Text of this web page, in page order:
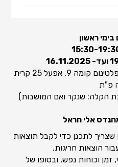
באיגוד המהנדסים, בית אמות פלטינום קומה 9, אפעל 25 קרית
פ"ת
הקלה: שנקר ואם המושבות)
אלי הראל
לתכנן כדי לקבל תוצאות
הוצאות חריגות.
זמן וכוחות נפש, ובסופו של